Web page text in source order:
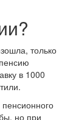
только
в 1000
но при